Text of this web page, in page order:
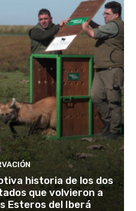
historia de los dos
que volvieron a
Esteros del Iberá